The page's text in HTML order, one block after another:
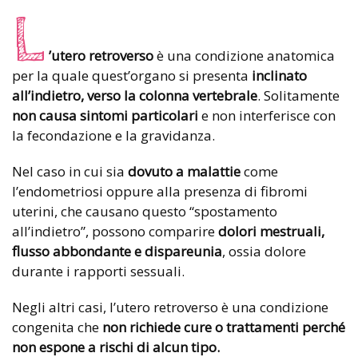
L ’utero retroversoè una condizione anatomica
per la quale quest’organo si presenta inclinato
all’indietro, verso la colonna vertebrale. Solitamente
non causa sintomi particolari e non interferisce con
la fecondazione e la gravidanza.
Nel caso in cui sia dovuto a malattiecome
l’endometriosi oppure alla presenza di fibromi
uterini, che causano questo “spostamento
all’indietro”, possono compariredolori mestruali,
flusso abbondante e dispareunia, ossia dolore
durante i rapporti sessuali.
Negli altri casi, l’utero retroverso è una condizione
congenita che non richiede cure o trattamenti perché
non espone a rischi di alcun tipo.